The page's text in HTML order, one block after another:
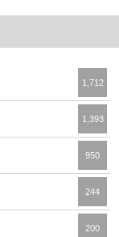
1,712
1,393
950
244
200